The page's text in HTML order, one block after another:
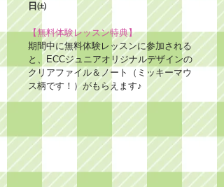
日㈯
【無料体験レッスン特典】
期間中に無料体験レッスンに参加される
と、ECCジュニアオリジナルデザインの
クリアファイル＆ノート（ミッキーマウ
ス柄です！）がもらえます♪